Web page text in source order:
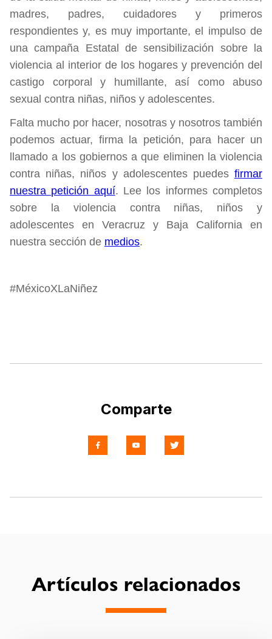
madres, padres, cuidadores y primeros
respondientes y, es muy importante, el impulso de
una campaña Estatal de sensibilización sobre la
violencia al interior de los hogares y prevención del
castigo corporal y humillante, así como abuso
sexual contra niñas, niños y adolescentes.
Falta mucho por hacer, nosotras y nosotros también
podemos actuar, firma la petición, para hacer un
llamado a los gobiernos a que eliminen la violencia
contra niñas, niños y adolescentes puedes firmar
nuestra petición aquí. Lee los informes completos
sobre la violencia contra niñas, niños y
adolescentes en Veracruz y Baja California en
nuestra sección de medios.
#MéxicoXLaNiñez
Comparte
Artículos relacionados